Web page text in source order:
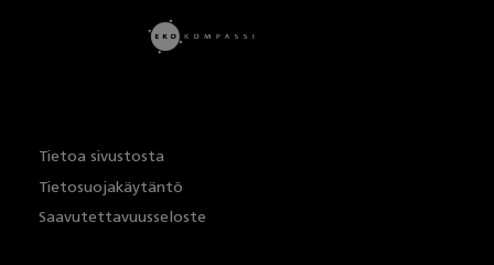
Tietoa sivustosta
Tietosuojakäytäntö
Saavutettavuusseloste